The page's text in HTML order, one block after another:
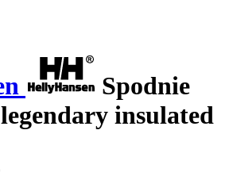
Spodnie
insulated